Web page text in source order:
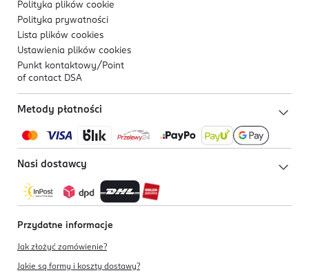
Polityka plików cookie
Polityka prywatności
Lista plików cookies
Ustawienia plików cookies
Punkt kontaktowy/ Point
of contact DSA
Metody płatności
Nasi dostawcy
Przydatne informacje
Jak złożyć zamówienie?
Jakie są formy i koszty dostawy?